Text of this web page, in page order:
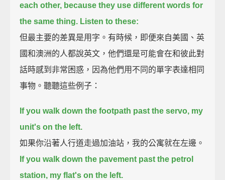
each other, because they use different words for
the same thing. Listen to these:
但最主要的差異是用字。有時候，即便來自美國、英
國和澳洲的人都說英文，他們還是可能會在和彼此對
話時感到非常困惑，因為他們用不同的單字表達相同
事物。聽聽這些例子：
If you walk down the footpath past the servo, my
unit's on the left.
如果你沿著人行道走過加油站，我的公寓就在左邊。
If you walk down the pavement past the petrol
station, my flat's on the left.